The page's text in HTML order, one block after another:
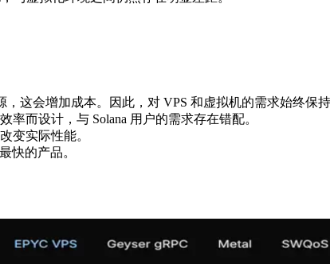
这会增加成本。因此，对 VPS 和虚拟机的需求始终保
而设计，与 Solana 用户的需求存在错配。
变实际性能。
快的产品。